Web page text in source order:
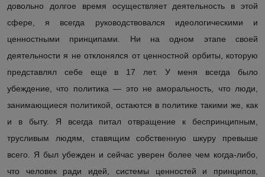
довольно долгое время осуществляет деятельность в этой
сфере, я всегда руководствовался идеологическими и
ценностными принципами. Ни на одном этапе своей
деятельности я не отклонялся от ценностной орбиты, которую
представлял себе еще в 17 лет. У меня всегда было
убеждение, что политика — это не аморальность, что люди,
занимающиеся политикой, остаются в политике такими же, как
и в быту. Я всегда питал отвращение к беспринципным,
трусливым людям, ставящим собственную шкуру превыше
всего. Я был убежден и сейчас уверен более чем когда-либо,
что человек ради идей, системы ценностей и принципов,